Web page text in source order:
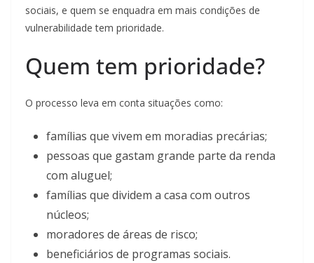
sociais, e quem se enquadra em mais condições de
vulnerabilidade tem prioridade.
Quem tem prioridade?
O processo leva em conta situações como:
famílias que vivem em moradias precárias;
pessoas que gastam grande parte da renda
com aluguel;
famílias que dividem a casa com outros
núcleos;
moradores de áreas de risco;
beneficiários de programas sociais.